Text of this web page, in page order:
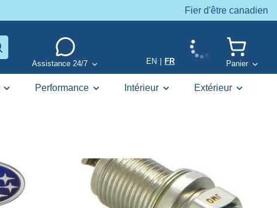
Fier d'être canadien
Assistance 24/7 EN FR Panier
Performance Intérieur Extérieur